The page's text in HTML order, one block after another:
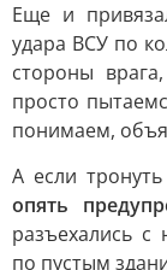
Еще и
удара ВСУ по
стороны врага,
просто
понимаем,
А если
опять
разъехались
по пустым